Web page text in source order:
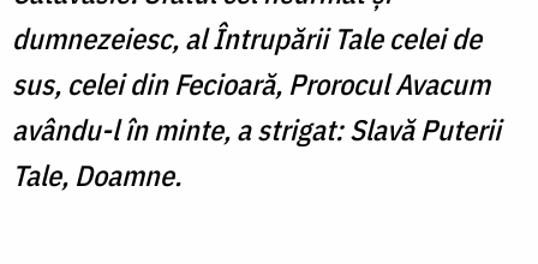
dumnezeiesc, al Întrupării Tale celei de
sus, celei din Fecioară, Prorocul Avacum
avându-l în minte, a strigat: Slavă Puterii
Tale, Doamne.